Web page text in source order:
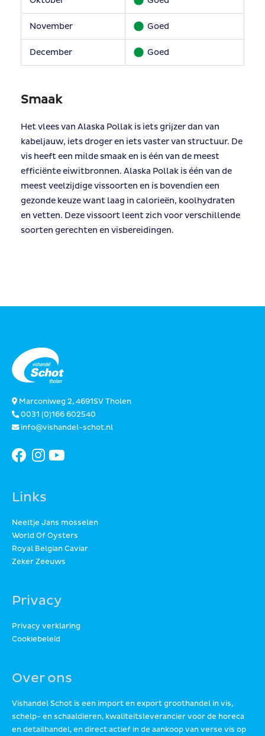
November Goed
December Goed
Smaak
Het vlees van Alaska Pollak is iets grijzer dan van
kabeljauw, iets droger en iets vaster van structuur. De
vis heeft een milde smaak en is één van de meest
efficiënte eiwitbronnen. Alaska Pollak is één van de
meest veelzijdige vissoorten en is bovendien een
gezonde keuze want laag in calorieën, koolhydraten
en vetten. Deze vissoort leent zich voor verschillende
soorten gerechten en visbereidingen.
Marconiweg 2, 4691SV Tholen
0031 (0)166 602540
info@vishandel-schot.nl
Links
Neeltje Jans mosselen
World Of Oysters
Royal Belgian Caviar
Zeker Zeeuws
Privacy
Privacy verklaring
Cookiebeleid
Over ons
Vishandel Schot is een import en export groothandel in vis,
schelp- en schaaldieren, kwaliteitsleverancier voor de horeca
en detailhandel, en direct actief in de aankoop van verse vis op